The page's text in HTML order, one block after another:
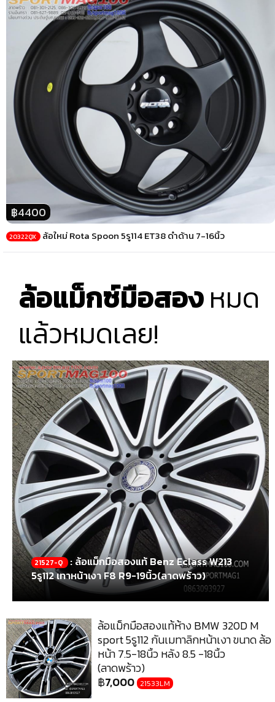
฿4400
20322QX ล้อใหม่ Rota Spoon 5รู114 ET38 ดำด้าน 7-16นิ้ว
ล้อแม็กซ์มือสองหมด
แล้วหมดเลย!
21527-Q
: ล้อแม็กมือสองแท้ Benz Eclass W213
5รู112 เทาหน้าเงา F8 R9-19นิ้ว(ลาดพร้าว)
ล้อแม็กมือสองแท้ห้าง BMW 320D M
sport 5รู112 กันเมทาลิกหน้าเงา ขนาด ล้อ
หน้า 7.5-18นิ้ว หลัง 8.5 -18นิ้ว
(ลาดพร้าว)
฿7,000 21533LM